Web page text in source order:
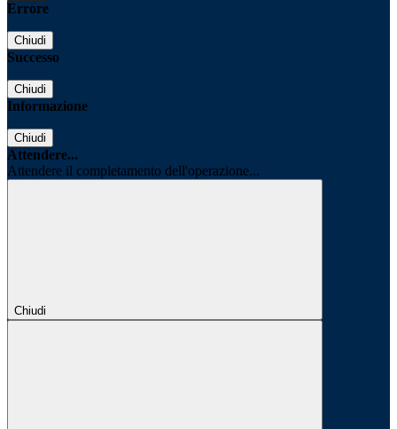
Errore
Chiudi
Successo
Chiudi
Informazione
Chiudi
Attendere...
Attendere il completamento dell'operazione...
Chiudi